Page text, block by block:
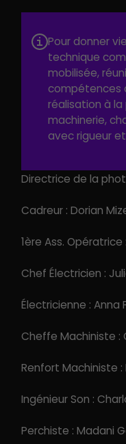
Réalisé par
Directrice de
1ere ass.
Directrice de la
Cadreur : Dorian
1ère Ass.
Chef Électricien :
Électricienne : Anna
Cheffe Machiniste :
Renfort Machiniste :
Ingénieur Son :
Perchiste : Madani
Pour donner
technique
mobilisée,
compétences
réalisation à
machinerie,
avec rigueur